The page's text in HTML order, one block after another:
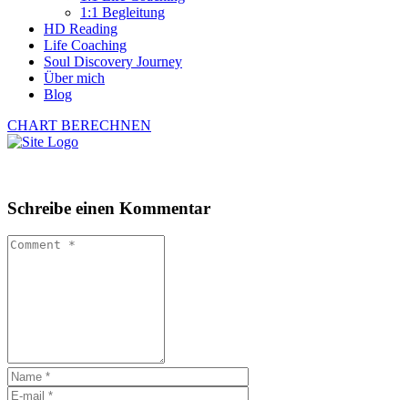
1:1 Begleitung
HD Reading
Life Coaching
Soul Discovery Journey
Über mich
Blog
CHART BERECHNEN
Schreibe einen Kommentar